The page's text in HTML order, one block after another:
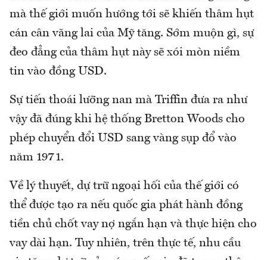
mà thế giới muốn hướng tới sẽ khiến thâm hụt
cán cân vãng lai của Mỹ tăng. Sớm muộn gì, sự
đeo đẳng của thâm hụt này sẽ xói mòn niềm
tin vào đồng USD.
Sự tiến thoái lưỡng nan mà Triffin đưa ra như
vậy đã đúng khi hệ thống Bretton Woods cho
phép chuyển đổi USD sang vàng sụp đổ vào
năm 1971.
Về lý thuyết, dự trữ ngoại hối của thế giới có
thể được tạo ra nếu quốc gia phát hành đồng
tiền chủ chốt vay nợ ngắn hạn và thực hiện cho
vay dài hạn. Tuy nhiên, trên thực tế, nhu cầu